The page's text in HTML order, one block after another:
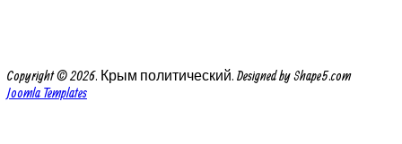
Copyright © 2026. Крым политический. Designed by Shape5.com
Joomla Templates